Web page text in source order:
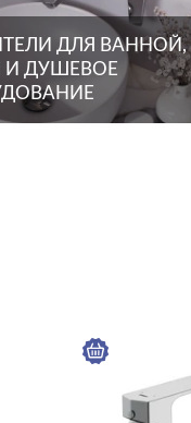
ДЛЯ ВАННОЙ,
И ДУШЕВОЕ